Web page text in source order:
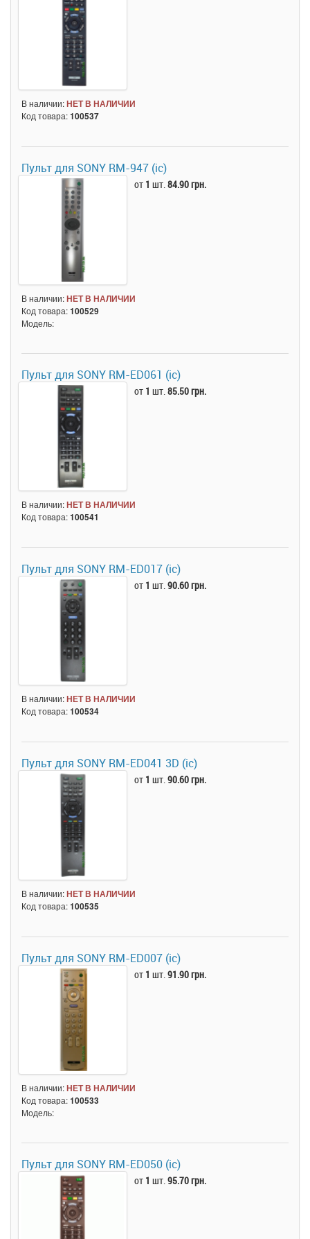
В наличии:НЕТ В НАЛИЧИИ
Код товара:100537
Пульт для SONY RM-947 (ic)
от 1 шт.84.90 грн.
В наличии:НЕТ В НАЛИЧИИ
Код товара:100529
Модель:
Пульт для SONY RM-ED061 (ic)
от 1 шт.85.50 грн.
В наличии:НЕТ В НАЛИЧИИ
Код товара:100541
Пульт для SONY RM-ED017 (ic)
от 1 шт.90.60 грн.
В наличии:НЕТ В НАЛИЧИИ
Код товара:100534
Пульт для SONY RM-ED041 3D (ic)
от 1 шт.90.60 грн.
В наличии:НЕТ В НАЛИЧИИ
Код товара:100535
Пульт для SONY RM-ED007 (ic)
от 1 шт.91.90 грн.
В наличии:НЕТ В НАЛИЧИИ
Код товара:100533
Модель:
Пульт для SONY RM-ED050 (ic)
от 1 шт.95.70 грн.